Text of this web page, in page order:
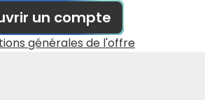
un compte
générales de l'offre